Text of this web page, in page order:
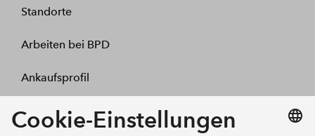
Standorte
Arbeiten bei BPD
Ankaufsprofil
Kontakt